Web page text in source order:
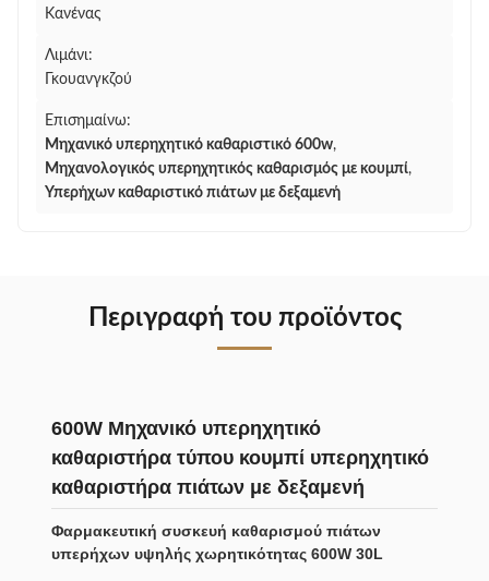
Κανένας
Λιμάνι:
Γκουανγκζού
Επισημαίνω:
Μηχανικό υπερηχητικό καθαριστικό 600w,
Μηχανολογικός υπερηχητικός καθαρισμός με κουμπί,
Υπερήχων καθαριστικό πιάτων με δεξαμενή
Περιγραφή του προϊόντος
600W Μηχανικό υπερηχητικό
καθαριστήρα τύπου κουμπί υπερηχητικό
καθαριστήρα πιάτων με δεξαμενή
Φαρμακευτική συσκευή καθαρισμού πιάτων
υπερήχων υψηλής χωρητικότητας 600W 30L